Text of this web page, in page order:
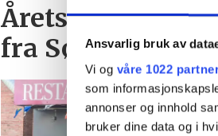
Ansvarlig bruk av
Vi og våre 1022
som
annonser og innhold
bruker dine data og i
Årets unge
fra Søgne